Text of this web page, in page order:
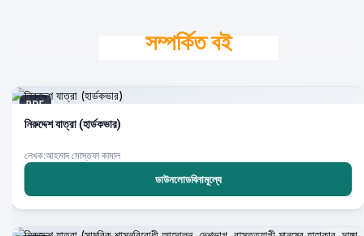
সম্পর্কিত বই
PDF
নিরুদ্দেশ যাত্রা (হার্ডকভার)
লেখক:আহমাদ মোস্তফা কামাল
ডাউনলোডবিনামূল্যে